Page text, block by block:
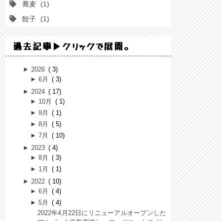
蕎麦
1
餃子
1
過去記事▶クリックで展開。
►2026
3
►6月
3
►2024
17
► 10月
1
►9月
1
►8月
5
►7月
10
►2023
4
►8月
3
► 1月
1
►2022
10
►6月
4
►5月
4
2022年4月22日にリニューアルオープンした